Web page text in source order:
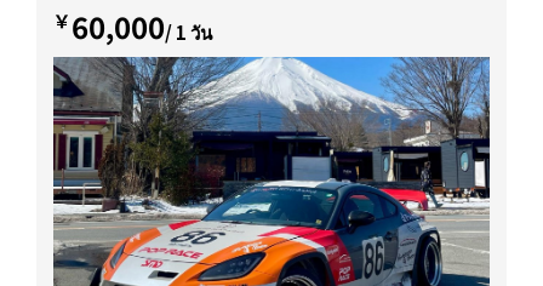
￥60,000/ 1 วัน